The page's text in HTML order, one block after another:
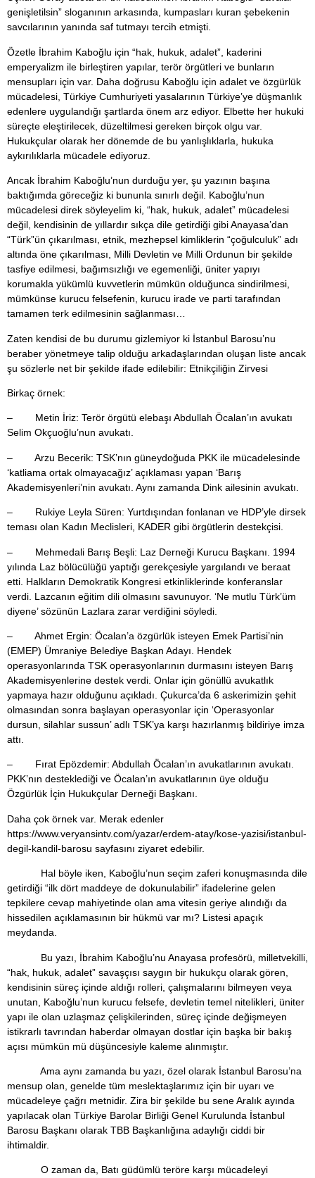
genişletilsin” sloganının arkasında, kumpasları kuran şebekenin
savcılarının yanında saf tutmayı tercih etmişti.
Özetle İbrahim Kaboğlu için “hak, hukuk, adalet”, kaderini
emperyalizm ile birleştiren yapılar, terör örgütleri ve bunların
mensupları için var. Daha doğrusu Kaboğlu için adalet ve özgürlük
mücadelesi, Türkiye Cumhuriyeti yasalarının Türkiye’ye düşmanlık
edenlere uygulandığı şartlarda önem arz ediyor. Elbette her hukuki
süreçte eleştirilecek, düzeltilmesi gereken birçok olgu var.
Hukukçular olarak her dönemde de bu yanlışlıklarla, hukuka
aykırılıklarla mücadele ediyoruz.
Ancak İbrahim Kaboğlu’nun durduğu yer, şu yazının başına
baktığımda göreceğiz ki bununla sınırlı değil. Kaboğlu’nun
mücadelesi direk söyleyelim ki, “hak, hukuk, adalet” mücadelesi
değil, kendisinin de yıllardır sıkça dile getirdiği gibi Anayasa’dan
“Türk”ün çıkarılması, etnik, mezhepsel kimliklerin “çoğulculuk” adı
altında öne çıkarılması, Milli Devletin ve Milli Ordunun bir şekilde
tasfiye edilmesi, bağımsızlığı ve egemenliği, üniter yapıyı
korumakla yükümlü kuvvetlerin mümkün olduğunca sindirilmesi,
mümkünse kurucu felsefenin, kurucu irade ve parti tarafından
tamamen terk edilmesinin sağlanması…
Zaten kendisi de bu durumu gizlemiyor ki İstanbul Barosu’nu
beraber yönetmeye talip olduğu arkadaşlarından oluşan liste ancak
şu sözlerle net bir şekilde ifade edilebilir: Etnikçiliğin Zirvesi
Birkaç örnek:
– Metin İriz: Terör örgütü elebaşı Abdullah Öcalan’ın avukatı
Selim Okçuoğlu’nun avukatı.
– Arzu Becerik: TSK’nın güneydoğuda PKK ile mücadelesinde
‘katliama ortak olmayacağız’ açıklaması yapan ‘Barış
Akademisyenleri’nin avukatı. Aynı zamanda Dink ailesinin avukatı.
– Rukiye Leyla Süren: Yurtdışından fonlanan ve HDP’yle dirsek
teması olan Kadın Meclisleri, KADER gibi örgütlerin destekçisi.
– Mehmedali Barış Beşli: Laz Derneği Kurucu Başkanı. 1994
yılında Laz bölücülüğü yaptığı gerekçesiyle yargılandı ve beraat
etti. Halkların Demokratik Kongresi etkinliklerinde konferanslar
verdi. Lazcanın eğitim dili olmasını savunuyor. ‘Ne mutlu Türk’üm
diyene’ sözünün Lazlara zarar verdiğini söyledi.
– Ahmet Ergin: Öcalan’a özgürlük isteyen Emek Partisi’nin
(EMEP) Ümraniye Belediye Başkan Adayı. Hendek
operasyonlarında TSK operasyonlarının durmasını isteyen Barış
Akademisyenlerine destek verdi. Onlar için gönüllü avukatlık
yapmaya hazır olduğunu açıkladı. Çukurca’da 6 askerimizin şehit
olmasından sonra başlayan operasyonlar için ‘Operasyonlar
dursun, silahlar sussun’ adlı TSK’ya karşı hazırlanmış bildiriye imza
attı.
– Fırat Epözdemir: Abdullah Öcalan’ın avukatlarının avukatı.
PKK’nın desteklediği ve Öcalan’ın avukatlarının üye olduğu
Özgürlük İçin Hukukçular Derneği Başkanı.
Daha çok örnek var. Merak edenler
https://www.veryansintv.com/yazar/erdem-atay/kose-yazisi/istanbul-
degil-kandil-barosu sayfasını ziyaret edebilir.
Hal böyle iken, Kaboğlu’nun seçim zaferi konuşmasında dile
getirdiği “ilk dört maddeye de dokunulabilir” ifadelerine gelen
tepkilere cevap mahiyetinde olan ama vitesin geriye alındığı da
hissedilen açıklamasının bir hükmü var mı? Listesi apaçık
meydanda.
Bu yazı, İbrahim Kaboğlu’nu Anayasa profesörü, milletvekilli,
“hak, hukuk, adalet” savaşçısı saygın bir hukukçu olarak gören,
kendisinin süreç içinde aldığı rolleri, çalışmalarını bilmeyen veya
unutan, Kaboğlu’nun kurucu felsefe, devletin temel nitelikleri, üniter
yapı ile olan uzlaşmaz çelişkilerinden, süreç içinde değişmeyen
istikrarlı tavrından haberdar olmayan dostlar için başka bir bakış
açısı mümkün mü düşüncesiyle kaleme alınmıştır.
Ama aynı zamanda bu yazı, özel olarak İstanbul Barosu’na
mensup olan, genelde tüm meslektaşlarımız için bir uyarı ve
mücadeleye çağrı metnidir. Zira bir şekilde bu sene Aralık ayında
yapılacak olan Türkiye Barolar Birliği Genel Kurulunda İstanbul
Barosu Başkanı olarak TBB Başkanlığına adaylığı ciddi bir
ihtimaldir.
O zaman da, Batı güdümlü teröre karşı mücadeleyi